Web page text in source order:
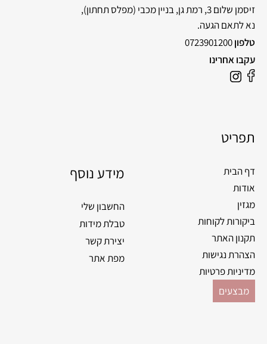
זיסמן שלום 3, רמת גן, בניין מכבי
(מפלס תחתון),
נא לתאם הגעה.
טלפון0723901200
עקבו אחרינו
תפריט
דף הבית
אודות
מגזין
ביקורות לקוחות
תקנון האתר
הצהרת נגישות
מדיניות פרטיות
מבצעים
מידע נוסף
החשבון שלי
טבלת מידות
יצירת קשר
מפת אתר